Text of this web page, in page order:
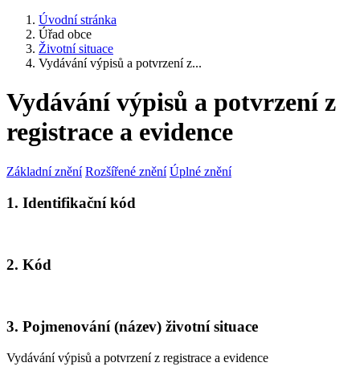
Úvodní stránka
Úřad obce
Životní situace
Vydávání výpisů a potvrzení z...
Vydávání výpisů a potvrzení z
registrace a evidence
Základní znění Rozšířené znění Úplné znění
1. Identifikační kód
2. Kód
3. Pojmenování (název) životní situace
Vydávání výpisů a potvrzení z registrace a evidence